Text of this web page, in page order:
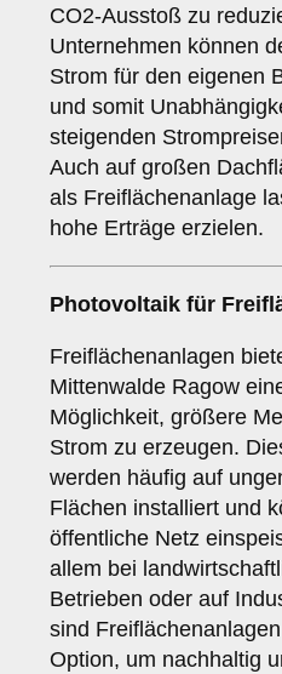
CO2-Ausstoß zu
Unternehmen können
Strom für den eigenen
und somit
steigenden
Auch auf großen
als Freiflächenanlage
hohe Erträge erzielen.
Photovoltaik für
Freiflächenanlagen
Mittenwalde Ragow
Möglichkeit, größere
Strom zu erzeugen.
werden häufig auf
Flächen installiert und
öffentliche Netz
allem bei
Betrieben oder auf
sind
Option, um nachhaltig